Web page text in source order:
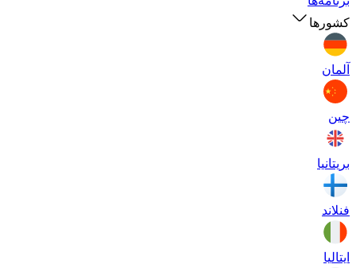
کشورها
آلمان
چین
بریتانیا
فنلاند
ایتالیا